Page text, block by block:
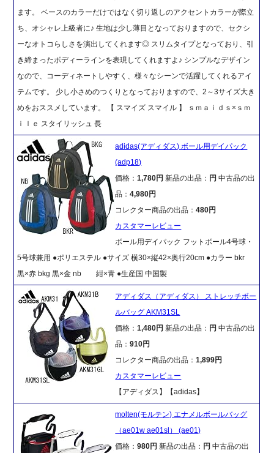
ます。 ベースのカラーだけではなく切り返しのアクセントカラーが際立
ち、オシャレ上級者に♪ 生地は少し薄目となっておりますので、セクシ
ーなオトコらしさを演出してくれます◎ スリムタイプとなっており、引
き締まったボディーラインを表現してくれますよ♪ シンプルなデザイン
なので、コーディネートしやすく、様々なシーンで活躍してくれるアイ
テムです。 少し小さめのつくりとなっておりますので、2～3サイズ大き
めをおススメしています。 【 スマイズ スマイル 】 ｓｍａｉｄｓ×ｓｍ
ｉｌｅ スタイリッシュ 長
adidas(アディダス) ボール用デイパック
(adp18)
価格：1,780円新品の出品： 円 中古品の出
品：4,980円
コレクター商品の出品：480円
カスタマーレビュー
ボール用デイパック フットボール4号球・
5号球兼用 ●ポリエステル ●サイズ 横30×縦42×奥行20cm ●カラー bkr
黒×赤 bkg 黒×金 nb 紺×青 ●生産国 中国製
アディダス（アディダス） ストレッチボー
ルバッグ AKM31SL
価格：1,480円新品の出品： 円 中古品の出
品：910円
コレクター商品の出品：1,899円
カスタマーレビュー
【アディダス】【adidas】
molten(モルテン) エナメルボールバッグ
（ae01w ae01sl） (ae01)
価格：980円新品の出品： 円 中古品の出